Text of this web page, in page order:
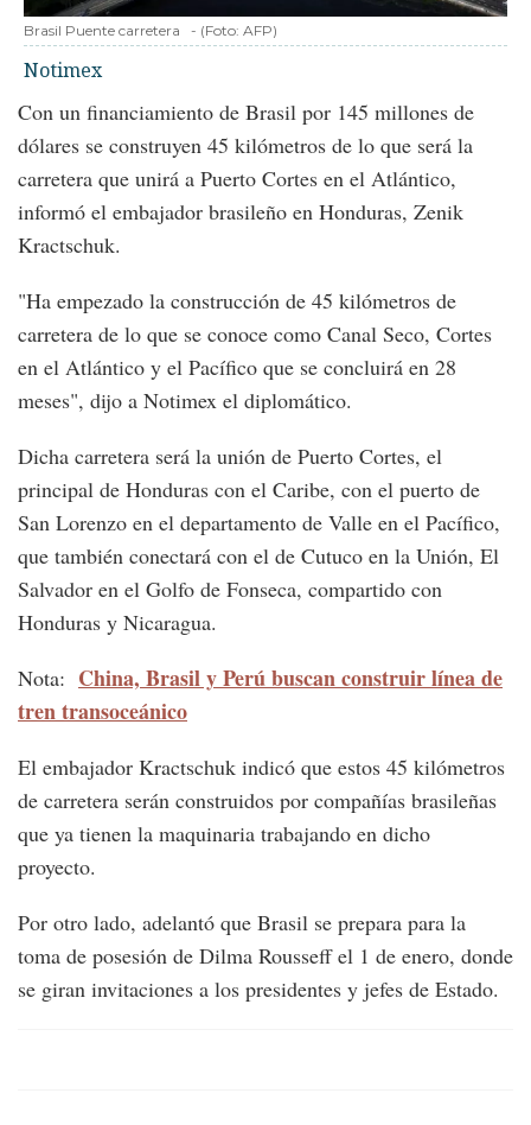
Brasil Puente carretera - (Foto: AFP)
Notimex
Con un financiamiento de Brasil por 145 millones de
dólares se construyen 45 kilómetros de lo que será la
carretera que unirá a Puerto Cortes en el Atlántico,
informó el embajador brasileño en Honduras, Zenik
Kractschuk.
"Ha empezado la construcción de 45 kilómetros de
carretera de lo que se conoce como Canal Seco, Cortes
en el Atlántico y el Pacífico que se concluirá en 28
meses", dijo a Notimex el diplomático.
Dicha carretera será la unión de Puerto Cortes, el
principal de Honduras con el Caribe, con el puerto de
San Lorenzo en el departamento de Valle en el Pacífico,
que también conectará con el de Cutuco en la Unión, El
Salvador en el Golfo de Fonseca, compartido con
Honduras y Nicaragua.
Nota: China, Brasil y Perú buscan construir línea de
tren transoceánico
El embajador Kractschuk indicó que estos 45 kilómetros
de carretera serán construidos por compañías brasileñas
que ya tienen la maquinaria trabajando en dicho
proyecto.
Por otro lado, adelantó que Brasil se prepara para la
toma de posesión de Dilma Rousseff el 1 de enero, donde
se giran invitaciones a los presidentes y jefes de Estado.